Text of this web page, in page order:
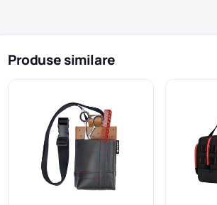
Produse similare